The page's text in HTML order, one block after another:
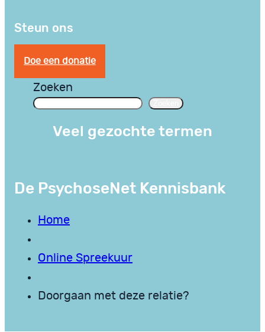
Steun ons
Doe een donatie
Zoeken
Veel gezochte termen
De PsychoseNet Kennisbank
Home
Online Spreekuur
Doorgaan met deze relatie?